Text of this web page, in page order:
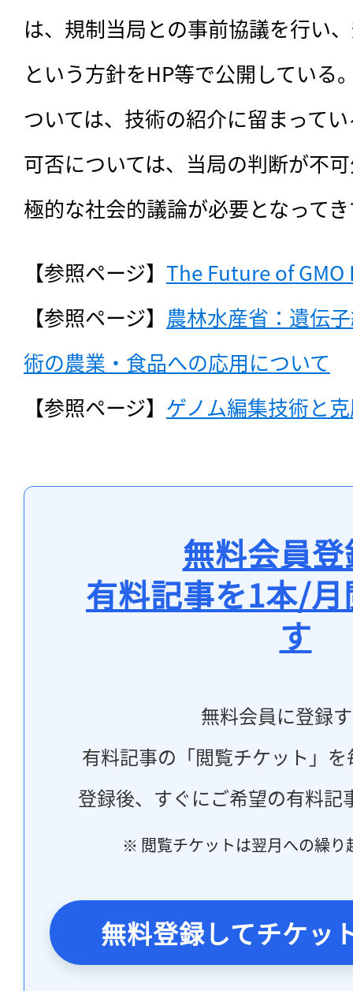
は、規制当局との事前協議を行い
という方針をHP等で公開している
ついては、技術の紹介に留まって
可否については、当局の判断が不
極的な社会的議論が必要となって
【参照ページ】 The Future of GMO
【参照ページ】 農林水産省：遺伝
術の農業・食品への応用について
【参照ページ】 ゲノム編集技術と
無料会員
有料記事を1本/
す
無料会員に登録
有料記事の「閲覧チケット」
登録後、すぐにご希望の有料記
※ 閲覧チケットは翌月への繰り
無料登録してチケッ